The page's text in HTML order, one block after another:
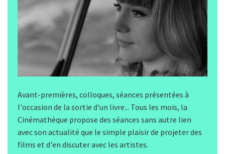
Avant-premières, colloques, séances présentées à
l'occasion de la sortie d'un livre... Tous les mois, la
Cinémathèque propose des séances sans autre lien
avec son actualité que le simple plaisir de projeter des
films et d'en discuter avec les artistes.